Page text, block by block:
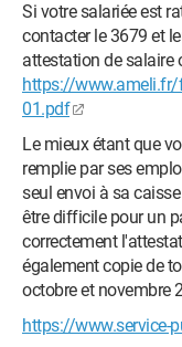
Si votre salariée est
contacter le 3679 et
attestation de salaire
https://
01.pdf
Le mieux étant que
remplie par ses
seul envoi à sa
être difficile pour un
correctement
également copie de
octobre et novembre
https://www.service-